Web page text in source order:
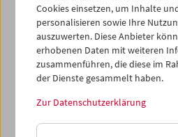
Verantwortung bewusst. Die
Österreichischen
zusätzlich, da es die
Arbeit in allen Bereichen des
Direktor Michael Loebenstein.
Nachhaltigkeitskonzept des
Presseaussendung zur
Cookies einsetzen, um Inhalte
personalisieren sowie Ihre
auszuwerten. Diese Anbieter
erhobenen Daten mit weiteren
zusammenführen, die diese im
der Dienste gesammelt haben.
Zur Datenschutzerklärung